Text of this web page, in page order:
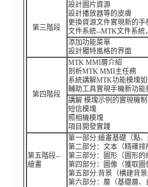
第三階段
設計圖片資源
設計播放器等的皮膚
更換資源文件實現新的手
文件系統--MTK文件系統
添加功能菜單
設計獨特風格的界面
第四階段
MTK MMI層介紹
剖析MTK MMI主任務
系統講解MTK功能模塊
輔助工具實現手機新功能
講解 模塊示例的實現機制
短信模塊
照相機模塊
項目開發實踐
第五階段--
繪畫
第一部分:繪畫基礎（點
第二部分：文本（精確
第三部分：圖形（圖形
第四部分：圖像（獲取
第五部分:背景（構建背
第六部分：層（基礎層